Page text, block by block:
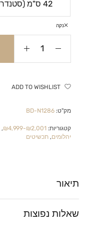
נקה
ADD TO WISHLIST
מק"ט:BD-N1286
קטגוריות:₪2,001-₪4,999
,
יהלומים,תכשיטים
תיאור
שאלות נפוצות